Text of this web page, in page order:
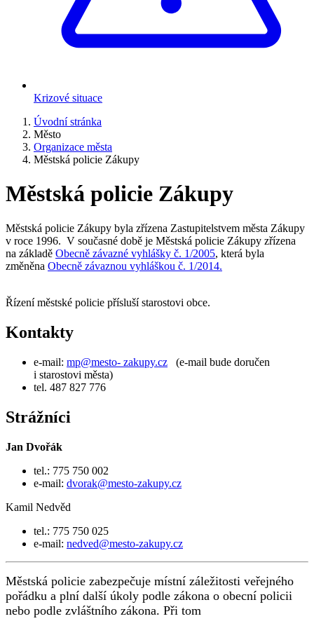
Krizové situace
Úvodní stránka
Město
Organizace města
Městská policie Zákupy
Městská policie Zákupy
Městská policie Zákupy byla zřízena Zastupitelstvem města Zákupy
v roce 1996. V současné době je Městská policie Zákupy zřízena
na základě Obecně závazné vyhlášky č. 1/2005, která byla
změněna Obecně závaznou vyhláškou č. 1/2014.
Řízení městské policie přísluší starostovi obce.
Kontakty
e-mail: mp@mesto- zakupy.cz (e-mail bude doručen
i starostovi města)
tel. 487 827 776
Strážníci
Jan Dvořák
tel.: 775 750 002
e-mail: dvorak@mesto-zakupy.cz
Kamil Nedvěd
tel.: 775 750 025
e-mail: nedved@mesto-zakupy.cz
Městská policie zabezpečuje místní záležitosti veřejného
pořádku a plní další úkoly podle zákona o obecní policii
nebo podle zvláštního zákona. Při tom